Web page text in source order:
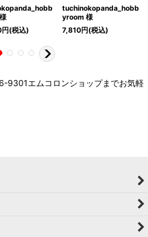
円(税込)
tuchinokopanda_hobb
yroom 様
7,810円(税込)
9301エムコロンショップまでお気軽